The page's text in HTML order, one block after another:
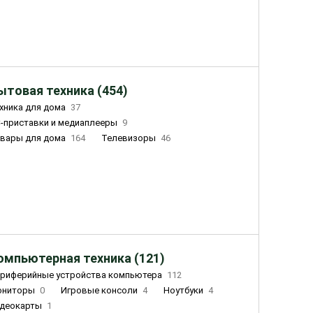
техника (454)
для дома 37
приставки и медиаплееры
9
для дома 164 Телевизоры 46
техника (121)
устройства компьютера 112
0 Игровые консоли 4 Ноутбуки 4
1